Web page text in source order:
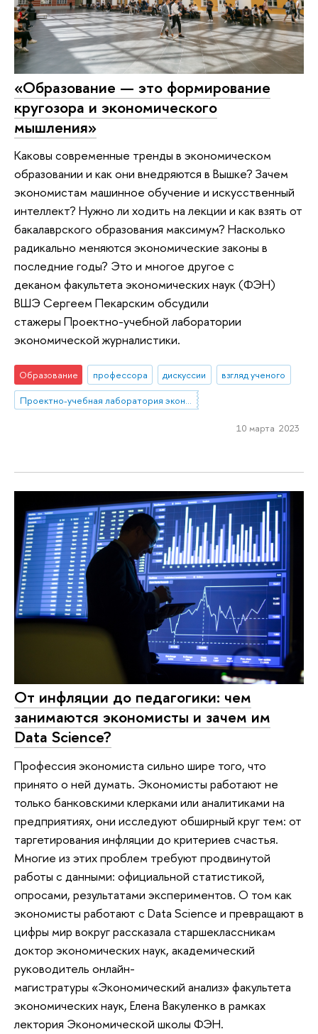
«Образование — это формирование
кругозора и экономического
мышления»
Каковы современные тренды в экономическом
образовании и как они внедряются в Вышке? Зачем
экономистам машинное обучение и искусственный
интеллект? Нужно ли ходить на лекции и как взять от
бакалаврского образования максимум? Насколько
радикально меняются экономические законы в
последние годы? Это и многое другое с
деканом факультета экономических наук (ФЭН)
ВШЭ Сергеем Пекарским обсудили
стажеры Проектно-учебной лаборатории
экономической журналистики.
Образование профессора дискуссии
взгляд ученого
10 марта 2023
От инфляции до педагогики: чем
занимаются экономисты и зачем им
Data Science?
Профессия экономиста сильно шире того, что
принято о ней думать. Экономисты работают не
только банковскими клерками или аналитиками на
предприятиях, они исследуют обширный круг тем: от
таргетирования инфляции до критериев счастья.
Многие из этих проблем требуют продвинутой
работы с данными: официальной статистикой,
опросами, результатами экспериментов. О том как
экономисты работают с Data Science и превращают в
цифры мир вокруг рассказала старшеклассникам
доктор экономических наук, академический
руководитель онлайн-
магистратуры «Экономический анализ» факультета
экономических наук, Елена Вакуленко в рамках
лектория Экономической школы ФЭН.